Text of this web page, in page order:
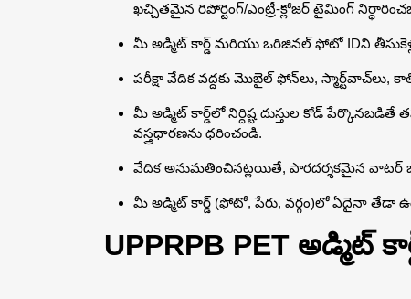
ఖచ్చితమైన రిపోర్టింగ్/ఎంట్రీ-క్లోజర్ టైమింగ్
మీ అడ్మిట్ కార్డ్ మరియు ఒరిజినల్ ఫోటో IDని
పరీక్షా వేదిక వద్దకు మొబైల్ ఫోన్‌లు, స్మార్ట్‌వాచ్‌లు,
మీ అడ్మిట్ కార్డ్‌లో నిర్దిష్ట దుస్తుల కోడ్ పేర్కొనబడితే
వస్త్రధారణను ధరించండి.
వేదిక అనుమతించినట్లయితే, పారదర్శకమైన వాటర్
మీ అడ్మిట్ కార్డ్ (ఫోటో, పేరు, వర్గం)లో ఏదైనా తేడా
UPPRPB PET అడ్మిట్